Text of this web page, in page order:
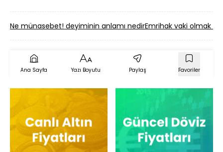
Ne münasebet! deyiminin anlamı nedirEmrihak vaki olmak
Ana Sayfa Yazı Boyutu Paylaş Favoriler